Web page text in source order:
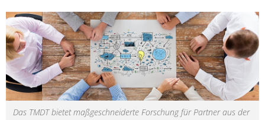
Das TMDT bietet maßgeschneiderte Forschung für Partner aus der